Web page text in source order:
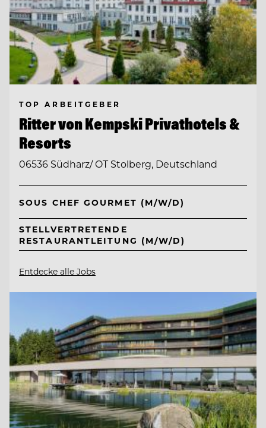
TOP ARBEITGEBER
Ritter von Kempski Privathotels &
Resorts
06536 Südharz/ OT Stolberg, Deutschland
SOUS CHEF GOURMET (M/W/D)
STELLVERTRETENDE
RESTAURANTLEITUNG (M/W/D)
Entdecke alle Jobs